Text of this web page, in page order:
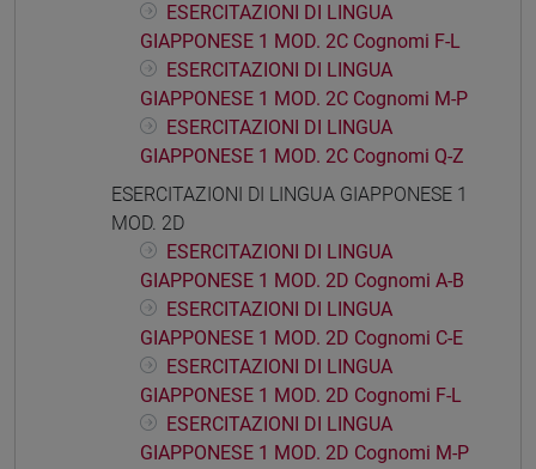
ESERCITAZIONI DI LINGUA
GIAPPONESE 1 MOD. 2C Cognomi F-L
ESERCITAZIONI DI LINGUA
GIAPPONESE 1 MOD. 2C Cognomi M-P
ESERCITAZIONI DI LINGUA
GIAPPONESE 1 MOD. 2C Cognomi Q-Z
ESERCITAZIONI DI LINGUA GIAPPONESE 1
MOD. 2D
ESERCITAZIONI DI LINGUA
GIAPPONESE 1 MOD. 2D Cognomi A-B
ESERCITAZIONI DI LINGUA
GIAPPONESE 1 MOD. 2D Cognomi C-E
ESERCITAZIONI DI LINGUA
GIAPPONESE 1 MOD. 2D Cognomi F-L
ESERCITAZIONI DI LINGUA
GIAPPONESE 1 MOD. 2D Cognomi M-P